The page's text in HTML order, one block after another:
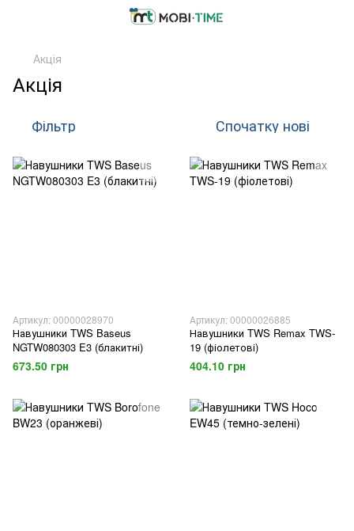
Акція
Акція
Фільтр Спочатку нові
Артикул: 00000028970
Навушники TWS Baseus
NGTW080303 E3 (блакитні)
673.50 грн
Артикул: 00000026885
Навушники TWS Remax TWS-
19 (фіолетові)
404.10 грн